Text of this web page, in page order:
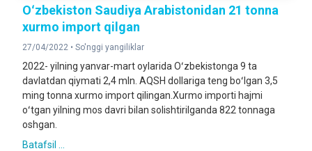
Oʻzbekiston Saudiya Arabistonidan 21 tonna
xurmo import qilgan
27/04/2022 • So'nggi yangiliklar
2022- yilning yanvar-mart oylarida Oʻzbekistonga 9 ta
davlatdan qiymati 2,4 mln. AQSH dollariga teng boʻlgan 3,5
ming tonna xurmo import qilingan.Xurmo importi hajmi
oʻtgan yilning mos davri bilan solishtirilganda 822 tonnaga
oshgan.
Batafsil ...